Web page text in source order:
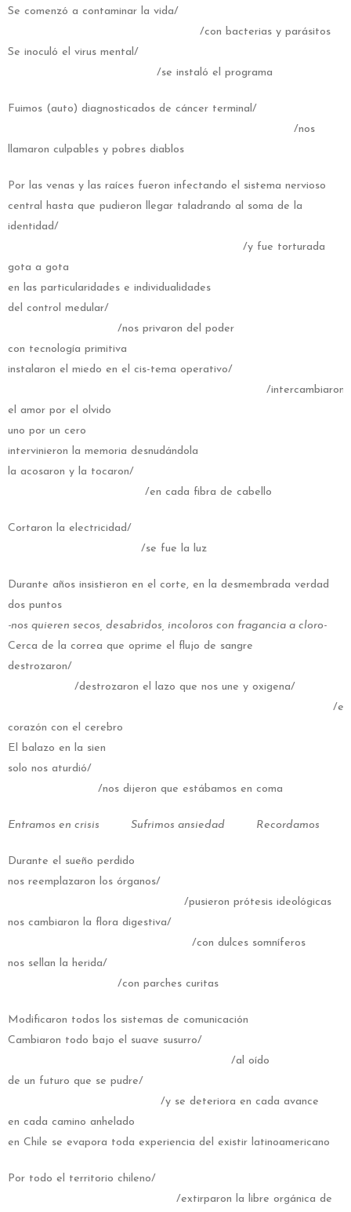
Se comenzó a contaminar la vida/
/con bacterias y parásitos
Se inoculó el virus mental/
/se instaló el programa
Fuimos (auto) diagnosticados de cáncer terminal/
/nos
llamaron culpables y pobres diablos
Por las venas y las raíces fueron infectando el sistema nervioso
central hasta que pudieron llegar taladrando al soma de la
identidad/
/y fue torturada
gota a gota
en las particularidades e individualidades
del control medular/
/nos privaron del poder
con tecnología primitiva
instalaron el miedo en el cis-tema operativo/
/intercambiaron
el amor por el olvido
uno por un cero
intervinieron la memoria desnudándola
la acosaron y la tocaron/
/en cada fibra de cabello
Cortaron la electricidad/
/se fue la luz
Durante años insistieron en el corte, en la desmembrada verdad
dos puntos
-nos quieren secos, desabridos, incoloros con fragancia a cloro-
Cerca de la correa que oprime el flujo de sangre
destrozaron/
/destrozaron el lazo que nos une y oxigena/
/el
corazón con el cerebro
El balazo en la sien
solo nos aturdió/
/nos dijeron que estábamos en coma
Entramos en crisis Sufrimos ansiedad Recordamos
Durante el sueño perdido
nos reemplazaron los órganos/
/pusieron prótesis ideológicas
nos cambiaron la flora digestiva/
/con dulces somníferos
nos sellan la herida/
/con parches curitas
Modificaron todos los sistemas de comunicación
Cambiaron todo bajo el suave susurro/
/al oído
de un futuro que se pudre/
/y se deteriora en cada avance
en cada camino anhelado
en Chile se evapora toda experiencia del existir latinoamericano
Por todo el territorio chileno/
/extirparon la libre orgánica de